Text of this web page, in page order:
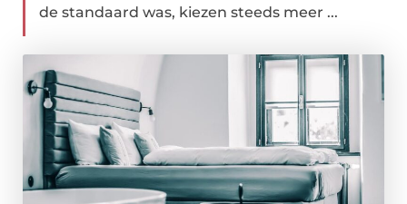
de standaard was, kiezen steeds meer ...